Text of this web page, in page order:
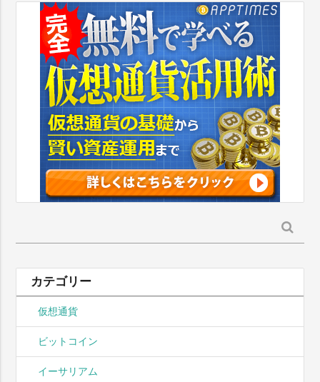
索:
カテゴリー
仮想通貨
ビットコイン
イーサリアム